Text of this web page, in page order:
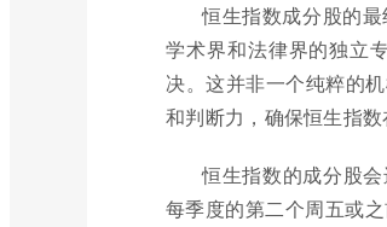
恒生指数成分股的
学术界和法律界的独立
决。这并非一个纯粹的
和判断力，确保恒生指数
恒生指数的成分股
每季度的第二个周五或